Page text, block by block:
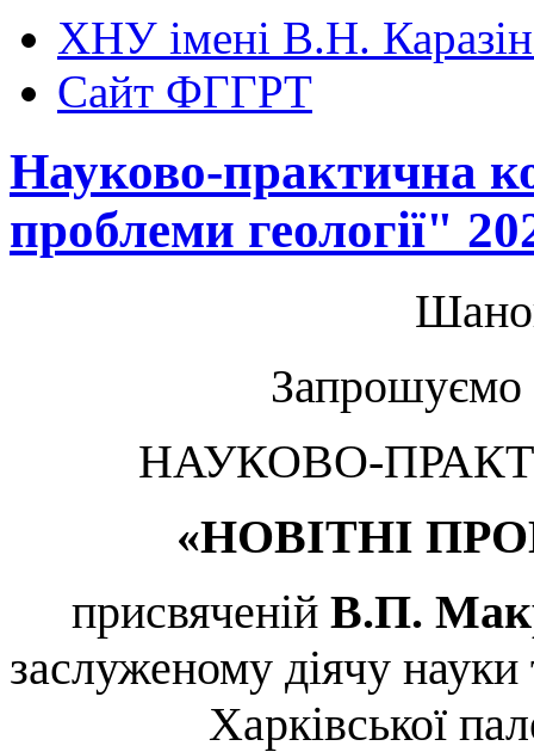
ХНУ імені В.Н.
Сайт ФГГРТ
Науково-практична
проблеми геології"
Запрошуємо
НАУКОВО-
«НОВІТНІ
присвяченій В.П.
заслуженому діячу науки
Харківської